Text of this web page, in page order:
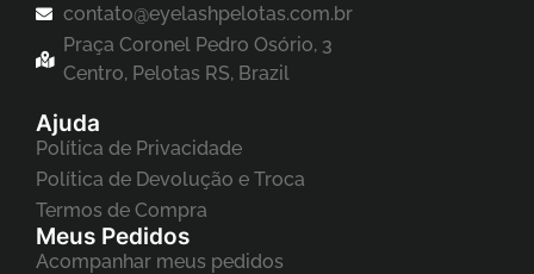
contato@eyelashpelotas.com.br
Praça Coronel Pedro Osório, 3
Centro, Pelotas RS, Brazil
Ajuda
Política de Privacidade
Política de Devolução e Troca
Termos de Compra
Meus Pedidos
Acompanhar meus pedidos